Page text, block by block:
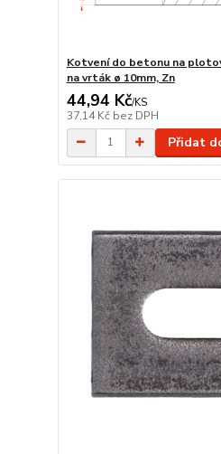
Kotvení do betonu na
na vrták ø 10mm, Zn
44,94 Kč/KS
37,14 Kč bez DPH
Přidat